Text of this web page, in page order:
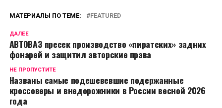
МАТЕРИАЛЫ ПО ТЕМЕ: FEATURED
ДАЛЕЕ
АВТОВАЗ пресек производство «пиратских» задних
фонарей и защитил авторские права
НЕ ПРОПУСТИТЕ
Названы самые подешевевшие подержанные
кроссоверы и внедорожники в России весной 2026
года